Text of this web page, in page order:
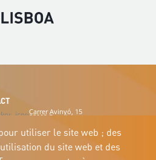
Carrer Avinyó, 15
08002 Barcelona
utiliser le site web ; des
du site web et des